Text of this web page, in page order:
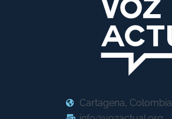
Cartagena, Colombia